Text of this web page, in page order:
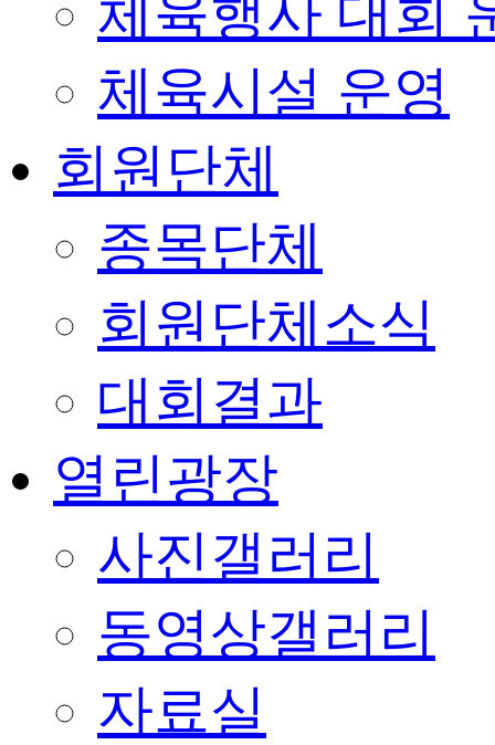
체육행사 대회
체육시설 운영
회원단체
종목단체
회원단체소식
대회결과
열린광장
사진갤러리
동영상갤러리
자료실